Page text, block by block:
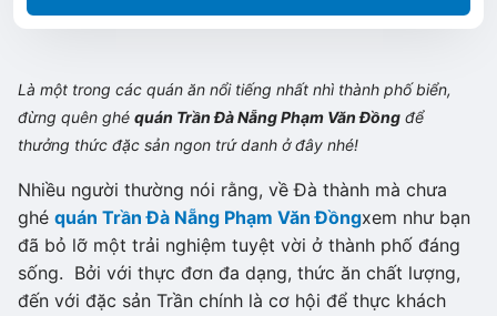
Là một trong các quán ăn nổi tiếng nhất nhì thành phố biển,
đừng quên ghé quán Trần Đà Nẵng Phạm Văn Đồng để
thưởng thức đặc sản ngon trứ danh ở đây nhé!
Nhiều người thường nói rằng, về Đà thành mà chưa
ghé quán Trần Đà Nẵng Phạm Văn Đồngxem như bạn
đã bỏ lỡ một trải nghiệm tuyệt vời ở thành phố đáng
sống. Bởi với thực đơn đa dạng, thức ăn chất lượng,
đến với đặc sản Trần chính là cơ hội để thực khách